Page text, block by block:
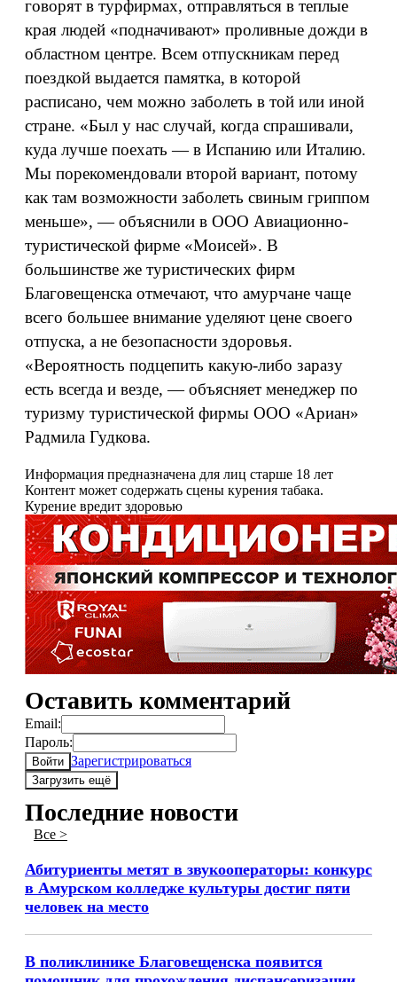
говорят в турфирмах, отправляться в теплые
края людей «подначивают» проливные дожди в
областном центре. Всем отпускникам перед
поездкой выдается памятка, в которой
расписано, чем можно заболеть в той или иной
стране. «Был у нас случай, когда спрашивали,
куда лучше поехать — в Испанию или Италию.
Мы порекомендовали второй вариант, потому
как там возможности заболеть свиным гриппом
меньше», — объяснили в ООО Авиационно-
туристической фирме «Моисей». В
большинстве же туристических фирм
Благовещенска отмечают, что амурчане чаще
всего большее внимание уделяют цене своего
отпуска, а не безопасности здоровья.
«Вероятность подцепить какую-либо заразу
есть всегда и везде, — объясняет менеджер по
туризму туристической фирмы ООО «Ариан»
Радмила Гудкова.
Информация предназначена для лиц старше 18 лет
Контент может содержать сцены курения табака.
Курение вредит здоровью
Оставить комментарий
Email:
Пароль:
Войти Зарегистрироваться
Загрузить ещё
Последние новости
Все >
Абитуриенты метят в звукооператоры: конкурс
в Амурском колледже культуры достиг пяти
человек на место
В поликлинике Благовещенска появится